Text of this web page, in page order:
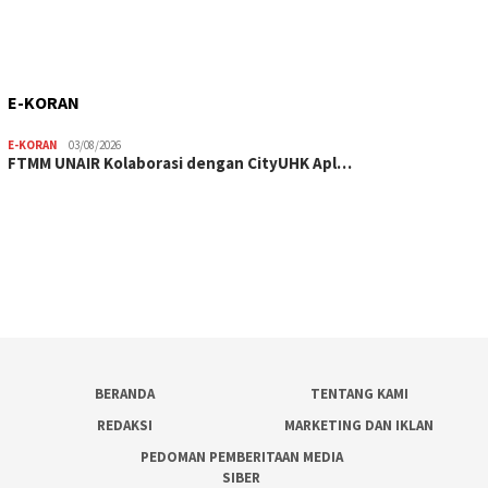
E-KORAN
E-KORAN 03/08/2026
FTMM UNAIR Kolaborasi dengan CityUHK Apl…
BERANDA
TENTANG KAMI
REDAKSI
MARKETING DAN IKLAN
PEDOMAN PEMBERITAAN MEDIA
SIBER